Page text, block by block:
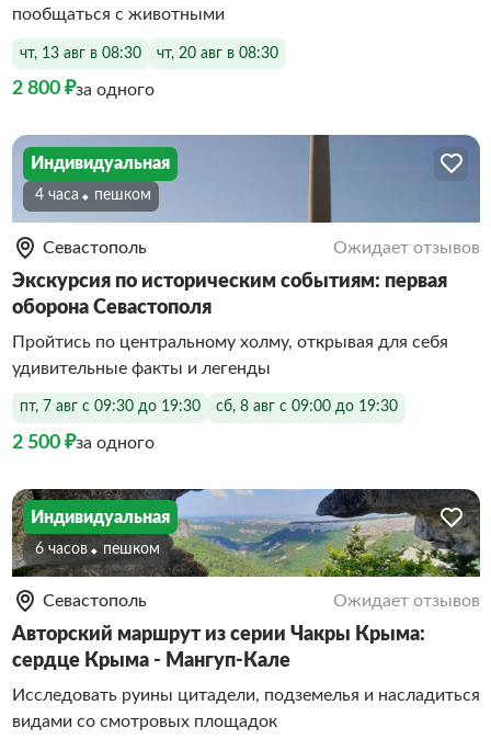
пообщаться с животными
чт, 13 авг в 08:30 чт, 20 авг в 08:30
2 800 ₽за одного
Индивидуальная
4 часа Пешком
Севастополь Ожидает отзывов
Экскурсия по историческим событиям: первая
оборона Севастополя
Пройтись по центральному холму, открывая для себя
удивительные факты и легенды
пт, 7 авг с 09:30 до 19:30 сб, 8 авг с 09:00 до 19:30
2 500 ₽за одного
Индивидуальная
6 часов Пешком
Севастополь Ожидает отзывов
Авторский маршрут из серии Чакры Крыма:
сердце Крыма - Мангуп-Кале
Исследовать руины цитадели, подземелья и насладиться
видами со смотровых площадок